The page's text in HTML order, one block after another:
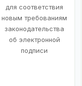
для соответствия
новым требованиям
законодательства
об электронной
подписи